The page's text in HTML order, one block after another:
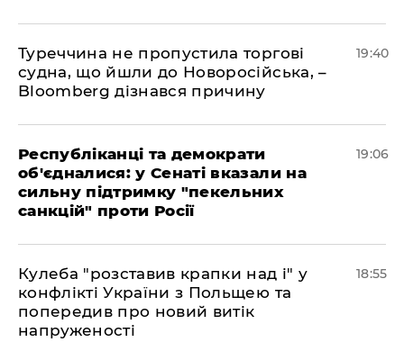
Туреччина не пропустила торгові
судна, що йшли до Новоросійська, –
Bloomberg дізнався причину
19:40
Республіканці та демократи
об'єдналися: у Сенаті вказали на
сильну підтримку "пекельних
санкцій" проти Росії
19:06
Кулеба "розставив крапки над і" у
конфлікті України з Польщею та
попередив про новий витік
напруженості
18:55